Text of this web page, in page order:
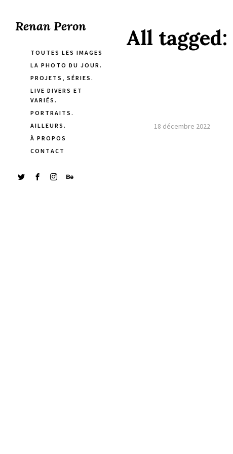
Renan Peron
TOUTES LES IMAGES
LA PHOTO DU JOUR.
PROJETS, SÉRIES.
LIVE DIVERS ET
VARIÉS.
PORTRAITS.
AILLEURS.
À PROPOS
CONTACT
All tagged:
18 décembre 2022